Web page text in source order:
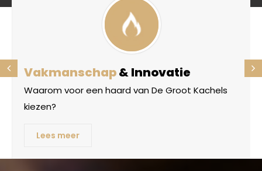
Vakmanschap& Innovatie
Waarom voor een haard van De Groot Kachels
kiezen?
Lees meer